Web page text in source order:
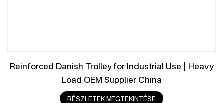
Reinforced Danish Trolley for Industrial Use | Heavy
Load OEM Supplier China
RÉSZLETEK MEGTEKINTÉSE